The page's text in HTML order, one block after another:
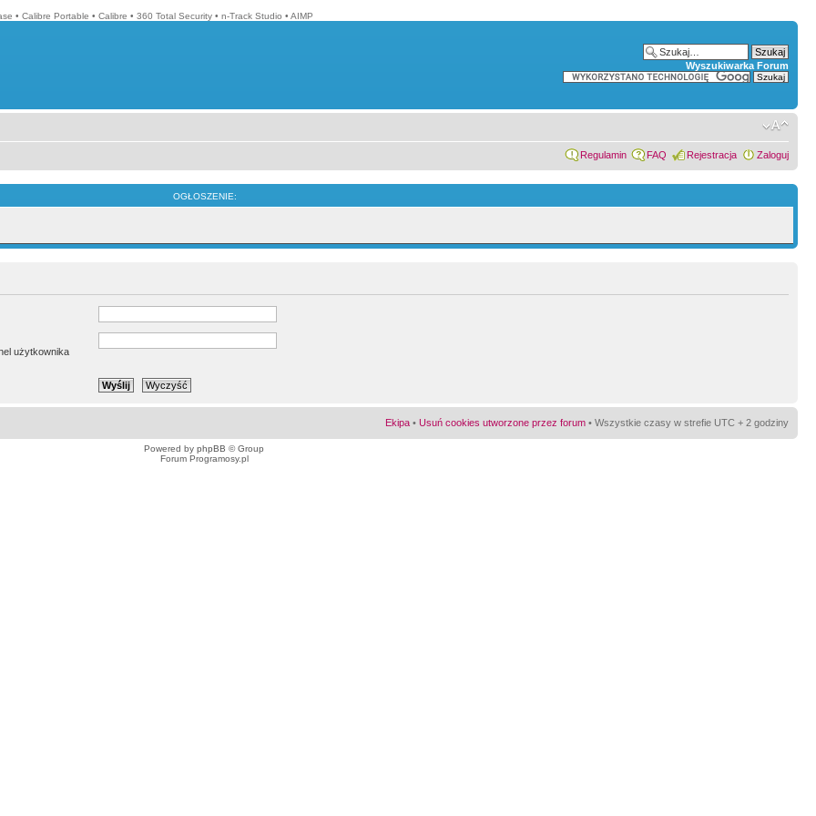
• Calibre Portable • Calibre • 360 Total Security • n-Track Studio • AIMP
Wyszukiwarka Forum
Regulamin FAQ Rejestracja Zaloguj
OGŁOSZENIE:
użytkownika
Ekipa • Usuń cookies utworzone przez forum • Wszystkie czasy w strefie UTC + 2 godziny
Powered by phpBB © Group
Forum Programosy.pl